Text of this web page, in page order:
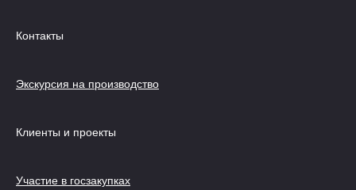
Контакты
Экскурсия на производство
Клиенты и проекты
Участие в госзакупках